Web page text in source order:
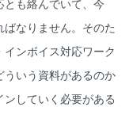
も絡んでいて、今
なりません。そのた
ンボイス対応ワーク
ういう資料があるのか
していく必要がある